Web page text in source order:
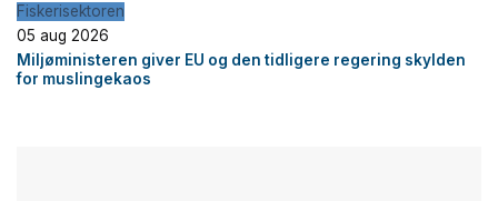
Fiskerisektoren
05 aug 2026
Miljøministeren giver EU og den tidligere regering skylden
for muslingekaos